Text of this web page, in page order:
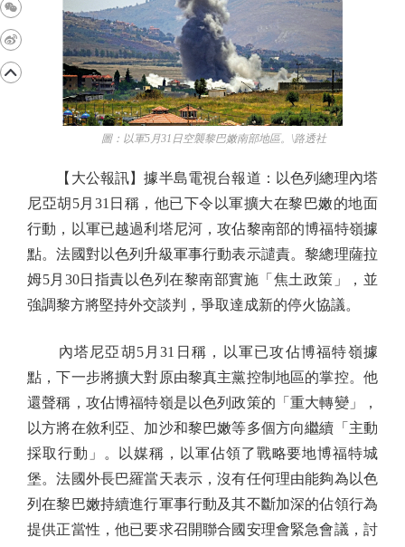
圖：以軍5月31日空襲黎巴嫩南部地區。\路透社
【大公報訊】據半島電視台報道：以色列總理內塔
尼亞胡5月31日稱，他已下令以軍擴大在黎巴嫩的地面
行動，以軍已越過利塔尼河，攻佔黎南部的博福特嶺據
點。法國對以色列升級軍事行動表示譴責。黎總理薩拉
姆5月30日指責以色列在黎南部實施「焦土政策」，並
強調黎方將堅持外交談判，爭取達成新的停火協議。
內塔尼亞胡5月31日稱，以軍已攻佔博福特嶺據
點，下一步將擴大對原由黎真主黨控制地區的掌控。他
還聲稱，攻佔博福特嶺是以色列政策的「重大轉變」，
以方將在敘利亞、加沙和黎巴嫩等多個方向繼續「主動
採取行動」。以媒稱，以軍佔領了戰略要地博福特城
堡。法國外長巴羅當天表示，沒有任何理由能夠為以色
列在黎巴嫩持續進行軍事行動及其不斷加深的佔領行為
提供正當性，他已要求召開聯合國安理會緊急會議，討